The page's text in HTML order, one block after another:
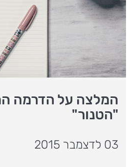
המלצה על הדרמה
"הטנור"
03 לדצמבר 2015